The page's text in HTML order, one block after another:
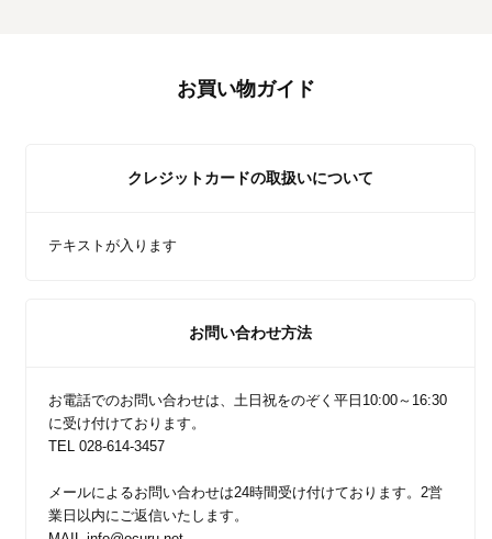
お買い物ガイド
クレジットカードの取扱いについて
テキストが入ります
お問い合わせ方法
お電話でのお問い合わせは、土日祝をのぞく平日10:00～16:30
に受け付けております。
TEL 028-614-3457
メールによるお問い合わせは24時間受け付けております。2営
業日以内にご返信いたします。